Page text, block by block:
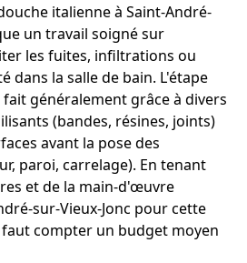
italienne à Saint-André-
un travail soigné sur
les fuites, infiltrations ou
dans la salle de bain. L'étape
généralement grâce à divers
(bandes, résines, joints)
avant la pose des
paroi, carrelage). En tenant
et de la main-d'œuvre
sur-Vieux-Jonc pour cette
compter un budget moyen